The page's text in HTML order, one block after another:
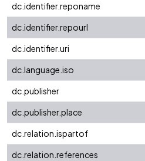
dc.identifier.reponame
dc.identifier.repourl
dc.identifier.uri
dc.language.iso
dc.publisher
dc.publisher.place
dc.relation.ispartof
dc.relation.references